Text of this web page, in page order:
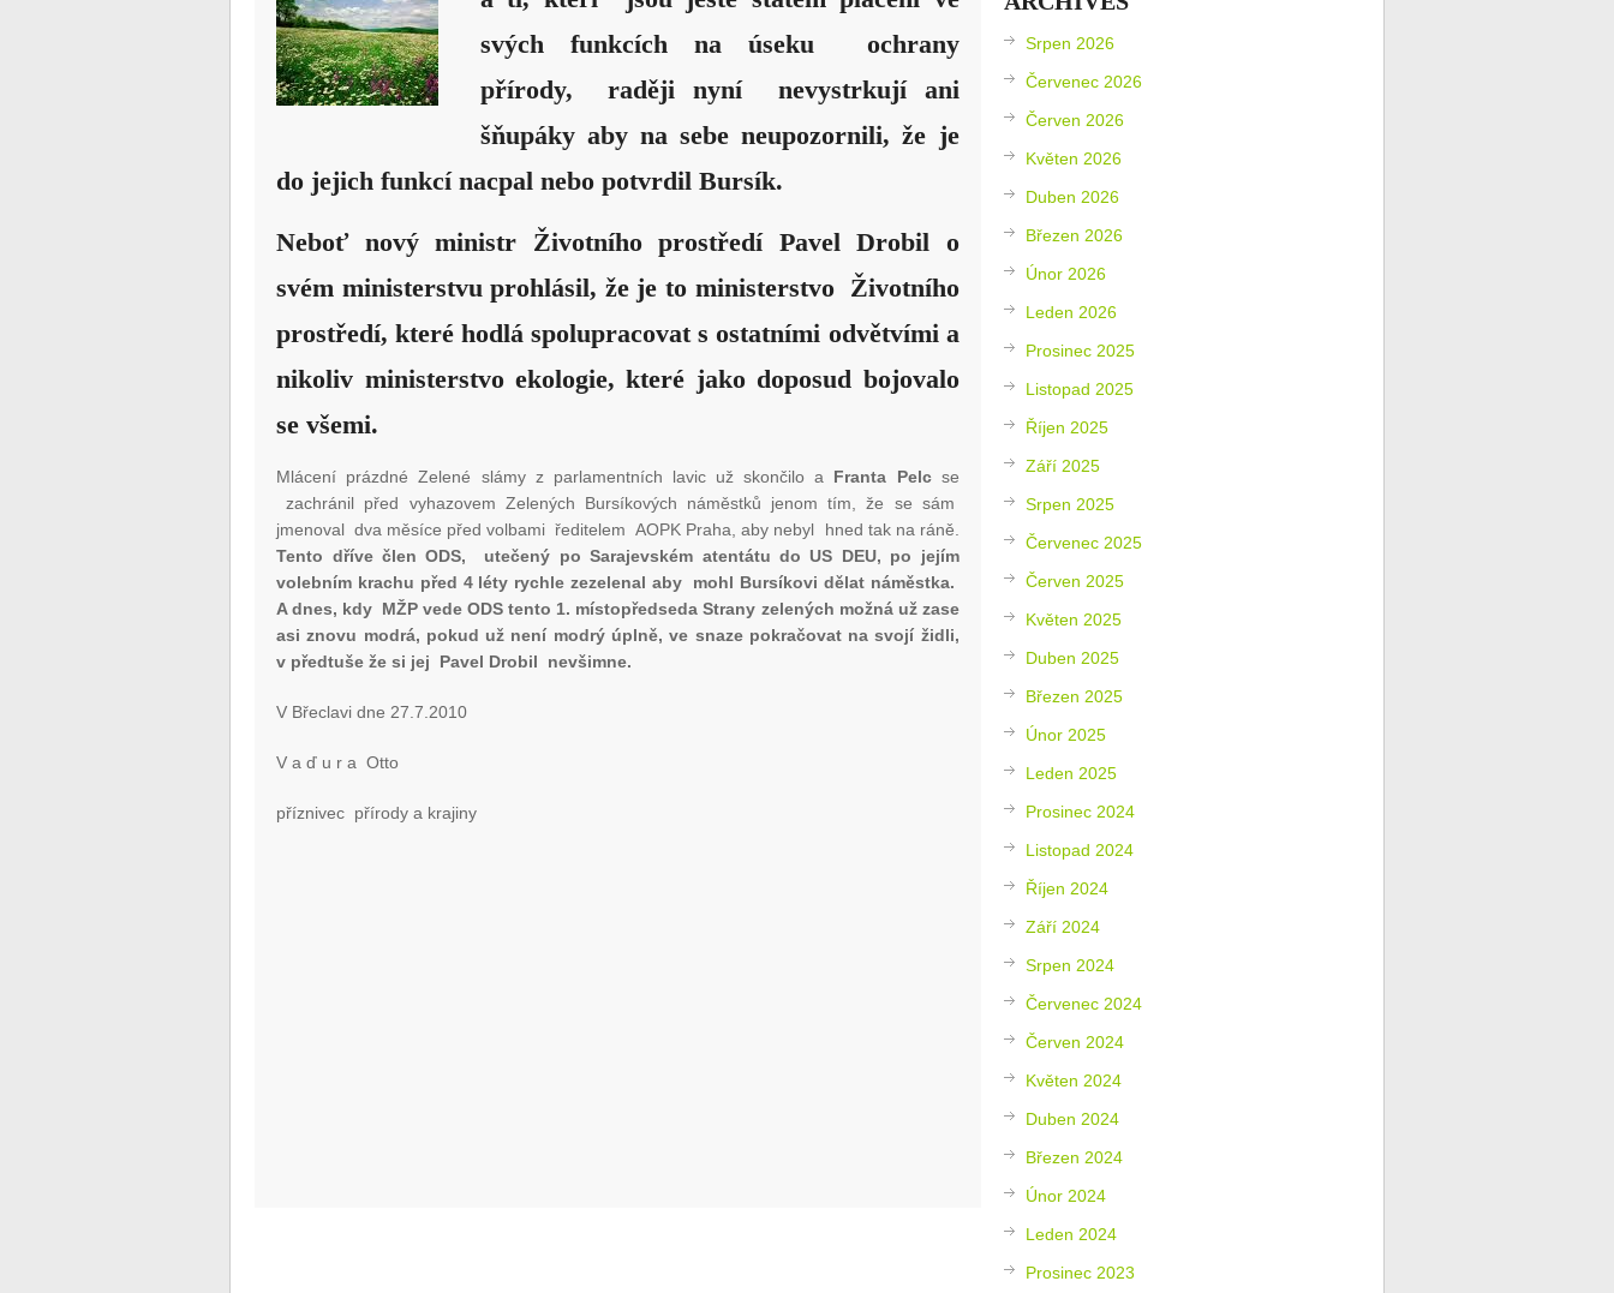
svých funkcích na úseku ochrany
přírody, raději nyní nevystrkují ani
šňupáky aby na sebe neupozornili,že je
do jejich funkcí nacpal nebo potvrdil Bursík.
Neboť nový ministr Životního prostředí Pavel Drobil o
svém ministerstvu prohlásil, že je to ministerstvo Životního
prostředí, které hodlá spolupracovat s ostatními odvětvími a
nikoliv ministerstvo ekologie, které jako doposud bojovalo
se všemi.
Mlácení prázdné Zelené slámy z parlamentních lavic už skončilo a Franta Pelcse
zachránil před vyhazovem Zelených Bursíkových náměstků jenom tím, že se sám
jmenoval dva měsíce před volbami ředitelem AOPK Praha, aby nebyl hned tak na ráně.
Tento dříve člen ODS, utečený po Sarajevském atentátu do US DEU, po jejím
volebním krachu před 4 léty rychle zezelenal aby mohl Bursíkovi dělat náměstka.
A dnes, kdy MŽP vede ODS tento 1. místopředseda Strany zelených možná už zase
asi znovu modrá, pokud už není modrý úplně, ve snaze pokračovat na svojí židli,
v předtuše že si jej Pavel Drobil nevšimne.
V Břeclavi dne 27.7.2010
V a ď u r a Otto
příznivec přírody a krajiny
Srpen 2026
Červenec 2026
Červen 2026
Květen 2026
Duben 2026
Březen 2026
Únor 2026
Leden 2026
Prosinec 2025
Listopad 2025
Říjen 2025
Září 2025
Srpen 2025
Červenec 2025
Červen 2025
Květen 2025
Duben 2025
Březen 2025
Únor 2025
Leden 2025
Prosinec 2024
Listopad 2024
Říjen 2024
Září 2024
Srpen 2024
Červenec 2024
Červen 2024
Květen 2024
Duben 2024
Březen 2024
Únor 2024
Leden 2024
Prosinec 2023